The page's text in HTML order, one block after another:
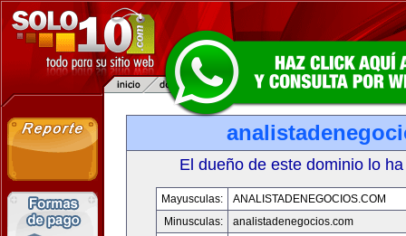
El dueño de este dominio lo
Mayusculas:
ANALISTADENEGOCIOS.COM
Minusculas:
analistadenegocios.com